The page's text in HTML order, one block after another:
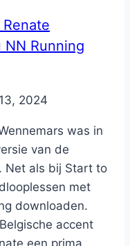
NN Running
2024
was in
van de
Net als bij Start to
met
downloaden.
accent